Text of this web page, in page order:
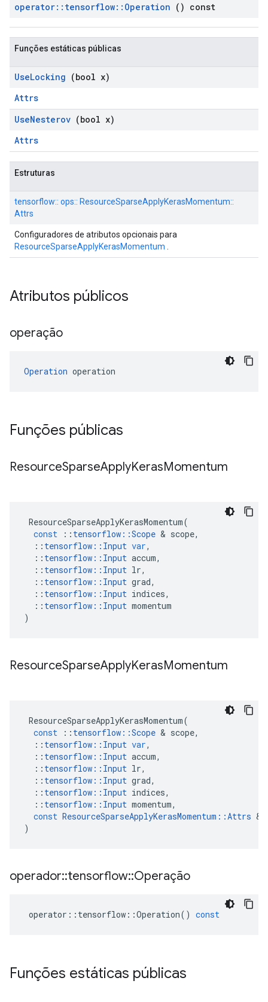
operator:: tensorflow:: Operation () const
Funções estáticas públicas
UseLocking (bool x)
Attrs
UseNesterov (bool x)
Attrs
Estruturas
tensorflow:: ops:: ResourceSparseApplyKerasMomentum::
Attrs
Configuradores de atributos opcionais para
ResourceSparseApplyKerasMomentum
Atributos públicos
operação
Operation operation
Funções públicas
ResourceSparseApplyKerasMomentum
ResourceSparseApplyKerasMomentum(
const
:: tensorflow ::Scope & scope,
:: tensorflow :: Input var,
:: tensorflow :: Input accum,
:: tensorflow :: Input lr,
:: tensorflow :: Input grad,
:: tensorflow :: Input indices,
:: tensorflow :: Input momentum
)
ResourceSparseApplyKerasMomentum
ResourceSparseApplyKerasMomentum(
const
:: tensorflow ::Scope & scope,
:: tensorflow :: Input var,
:: tensorflow :: Input accum,
:: tensorflow :: Input lr,
:: tensorflow :: Input grad,
:: tensorflow :: Input indices,
:: tensorflow :: Input momentum,
const ResourceSparseApplyKerasMomentum ::Attrs &
)
operador::tensorflow::Operação
operator :: tensorflow ::Operation() const
Funções estáticas públicas